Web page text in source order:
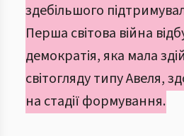
здебільшого
Перша світова війна
демократія, яка мала
світогляду типу Авеля,
на стадії формування.